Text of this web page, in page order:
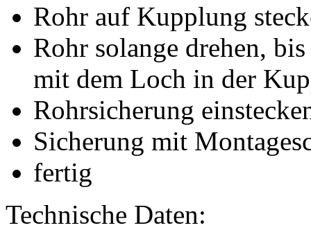
Rohr auf Kupplung
Rohr solange drehen,
mit dem Loch in der
Rohrsicherung
Sicherung mit
fertig
Technische Daten: